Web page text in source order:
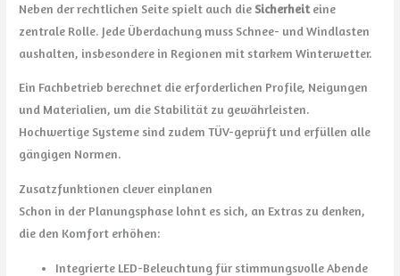
Neben der rechtlichen Seite spielt auch die Sicherheit eine
zentrale Rolle. Jede Überdachung muss Schnee- und Windlasten
aushalten, insbesondere in Regionen mit starkem Winterwetter.
Ein Fachbetrieb berechnet die erforderlichen Profile, Neigungen
und Materialien, um die Stabilität zu gewährleisten.
Hochwertige Systeme sind zudem TÜV-geprüft und erfüllen alle
gängigen Normen.
Zusatzfunktionen clever einplanen
Schon in der Planungsphase lohnt es sich, an Extras zu denken,
die den Komfort erhöhen:
Integrierte LED-Beleuchtung für stimmungsvolle Abende